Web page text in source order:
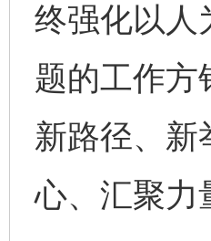
终强化以人
题的工作方
新路径、新
心、汇聚力